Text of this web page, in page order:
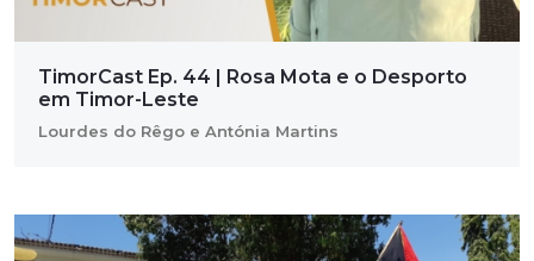
TimorCast Ep. 44 | Rosa Mota e o Desporto
em Timor-Leste
Lourdes do Rêgo e Antónia Martins